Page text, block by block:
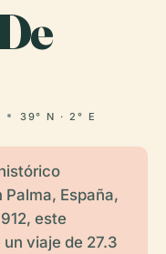
39° N · 2° E
España,
este
viaje de 27.3